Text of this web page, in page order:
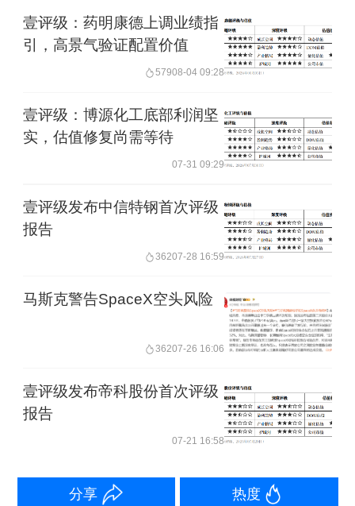
壹评级：药明康德上调业绩指
引，高景气验证配置价值
57908-04 09:28
壹评级：博源化工底部利润坚
实，估值修复尚需等待
07-31 09:29
壹评级发布中信特钢首次评级
报告
36207-28 16:59
马斯克警告SpaceX空头风险
36207-26 16:06
壹评级发布帝科股份首次评级
报告
07-21 16:58
分享 热度